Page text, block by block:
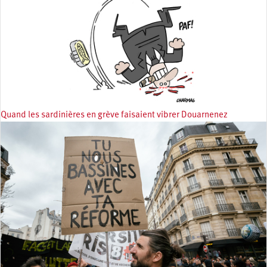
Quand les sardinières en grève faisaient vibrer Douarnenez